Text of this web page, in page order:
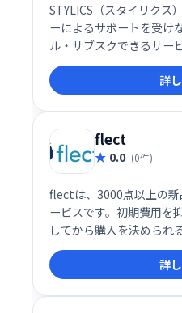
STYLICS（スタイリクス
ーによるサポートを受け
ル・サブスクできるサー
や、理想のインテリア
肢。コーディネーターと
の家具を選び、何度も
だわりのインテリアを気
です。
詳
flect
0.0 (0件)
flectは、3000点以上の
ービスです。初期費用を
してから購入を決められ
しめます。ライフスタ
き、レンタル後も購入ま
入を迷っている方にもお
詳